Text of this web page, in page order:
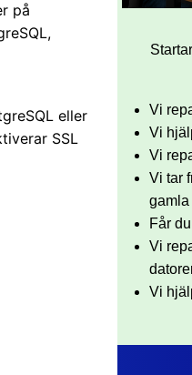
på
eller
SSL
Vi
Vi
Vi
Vi tar
gamla
Får
Vi
Vi